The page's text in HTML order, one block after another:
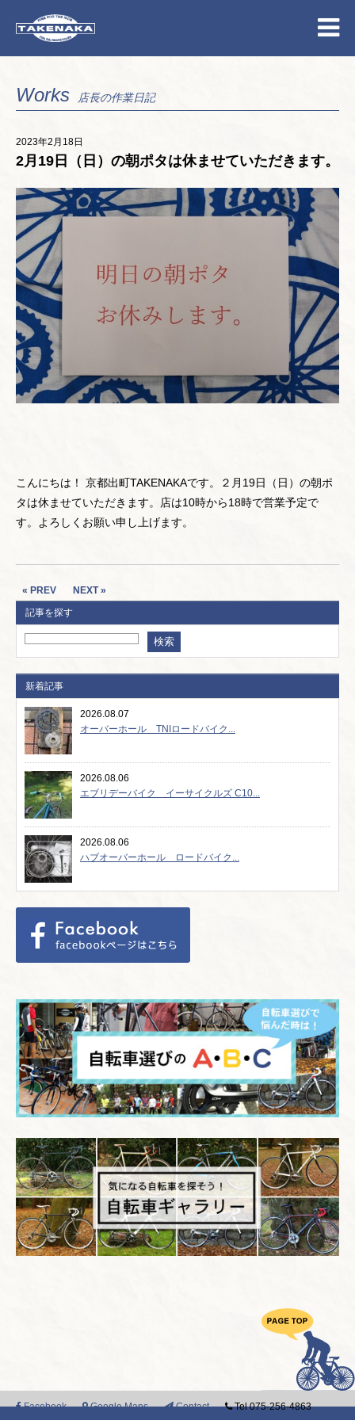
Works 店長の作業日記
2023年2月18日
2月19日（日）の朝ポタは休ませていただきます。
こんにちは！ 京都出町TAKENAKAです。２月19日（日）の朝ポ
タは休ませていただきます。店は10時から18時で営業予定で
す。よろしくお願い申し上げます。
« PREV
NEXT »
記事を探す
新着記事
2026.08.07
オーバーホール TNIロードバイク...
2026.08.06
エブリデーバイク イーサイクルズ C10...
2026.08.06
ハブオーバーホール ロードバイク...
Facebook Google Maps Contact Tel 075-256-4863